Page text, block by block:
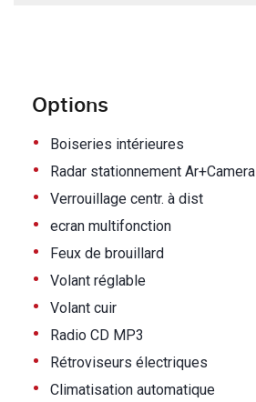
Options
• Boiseries intérieures
• Radar stationnement Ar+Camera
• Verrouillage centr. à dist
• ecran multifonction
• Feux de brouillard
• Volant réglable
• Volant cuir
• Radio CD MP3
• Rétroviseurs électriques
• Climatisation automatique